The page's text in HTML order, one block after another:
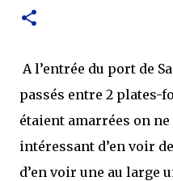
A l’entrée du port de
passés entre 2 plates-
étaient amarrées on
intéressant d’en voir
d’en voir une au large